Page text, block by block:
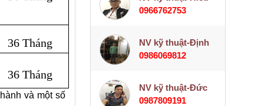
36 Tháng
36 Tháng
và một số
0966762753
NV kỹ thuật-Định
0986069812
NV kỹ thuật-Đức
0987809191